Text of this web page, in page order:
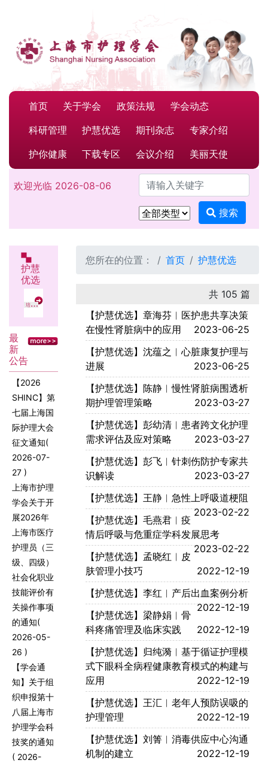
首页 关于学会 政策法规
学会动态
科研管理
护慧优选 期刊杂志
专家介绍
护你健康
下载专区 会议介绍 美丽天使
欢迎光临 2026-08-06 请输入关键字
搜索
护慧
优选
培训
最
新
公告
【2026
SHINC】第
七届上海国
际护理大会
征文通知(
2026-07-
27 )
上海市护理
学会关于开
展2026年
上海市医疗
护理员（三
级、四级）
社会化职业
技能评价有
关操作事项
的通知(
2026-05-
26 )
【学会通
知】关于组
织申报第十
八届上海市
护理学会科
技奖的通知
( 2026-
您所在的位置： 首页 护慧优选
共 105 篇
【护慧优选】章海芬︱医护患共享决策
在慢性肾脏病中的应用
2023-06-25
【护慧优选】沈蕴之︱心脏康复护理与
进展
2023-06-25
【护慧优选】陈静︱慢性肾脏病围透析
期护理管理策略
2023-03-27
【护慧优选】彭幼清︱患者跨文化护理
需求评估及应对策略
2023-03-27
【护慧优选】彭飞︱针刺伤防护专家共
识解读
2023-03-27
【护慧优选】王静︱急性上呼吸道梗阻
2023-02-22
【护慧优选】毛燕君︱疫
情后呼吸与危重症学科发展思考
2023-02-22
【护慧优选】孟晓红︱皮
肤管理小技巧
2022-12-19
【护慧优选】李红︱产后出血案例分析
2022-12-19
【护慧优选】梁静娟︱骨
科疼痛管理及临床实践
2022-12-19
【护慧优选】归纯漪︱基于循证护理模
式下眼科全病程健康教育模式的构建与
应用
2022-12-19
【护慧优选】王汇︱老年人预防误吸的
护理管理
2022-12-19
【护慧优选】刘箐︱消毒供应中心沟通
机制的建立
2022-12-19